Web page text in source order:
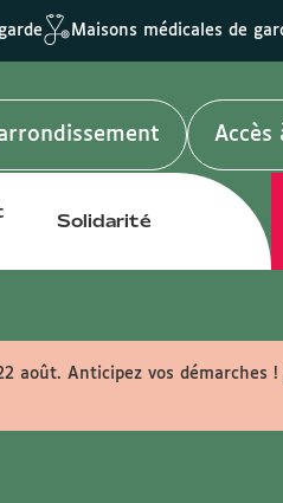
Maisons médicales de
Accès
Solidarité
août. Anticipez vos démarches !